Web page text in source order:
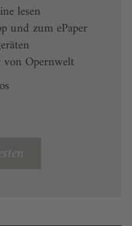
lesen
und zum ePaper
Opernwelt